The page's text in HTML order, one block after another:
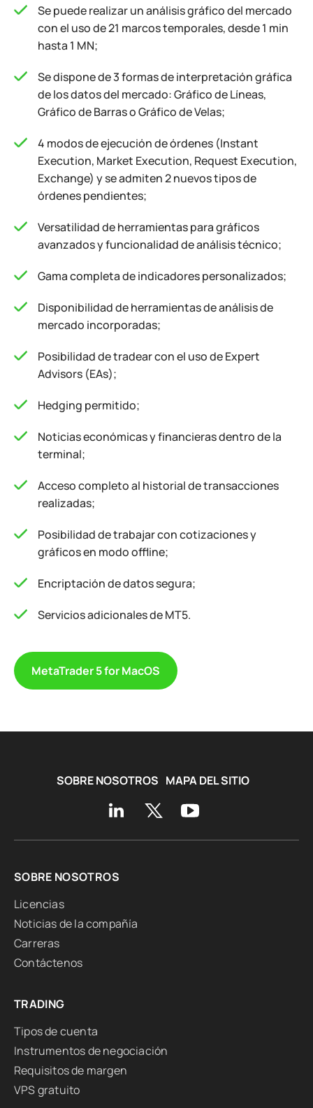
Se puede realizar un análisis gráfico del mercado
con el uso de 21 marcos temporales, desde 1 min
hasta 1 MN;
Se dispone de 3 formas de interpretación gráfica
de los datos del mercado: Gráfico de Líneas,
Gráfico de Barras o Gráfico de Velas;
4 modos de ejecución de órdenes (Instant
Execution, Market Execution, Request Execution,
Exchange) y se admiten 2 nuevos tipos de
órdenes pendientes;
Versatilidad de herramientas para gráficos
avanzados y funcionalidad de análisis técnico;
Gama completa de indicadores personalizados;
Disponibilidad de herramientas de análisis de
mercado incorporadas;
Posibilidad de tradear con el uso de Expert
Advisors (EAs);
Hedging permitido;
Noticias económicas y financieras dentro de la
terminal;
Acceso completo al historial de transacciones
realizadas;
Posibilidad de trabajar con cotizaciones y
gráficos en modo offline;
Encriptación de datos segura;
Servicios adicionales de MT5.
MetaTrader 5 for MacOS
SOBRE NOSOTROS MAPA DEL SITIO
SOBRE NOSOTROS
Licencias
Noticias de la compañía
Carreras
Contáctenos
TRADING
Tipos de cuenta
Instrumentos de negociación
Requisitos de margen
VPS gratuito